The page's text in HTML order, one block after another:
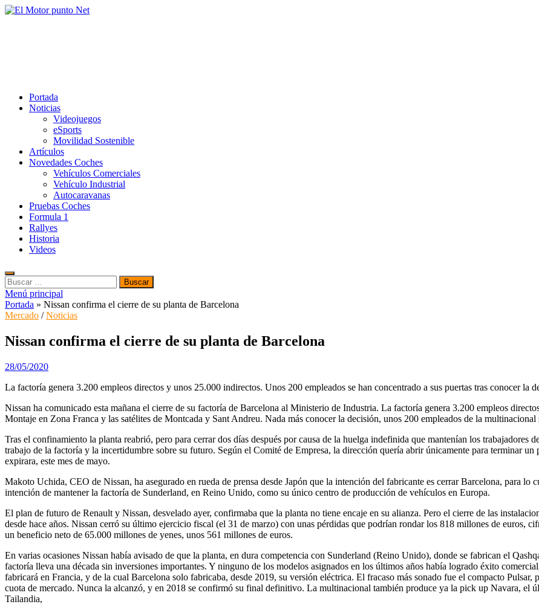
Saltar
Portada
Noticias
Videojuegos
eSports
Movilidad Sostenible
Artículos
Novedades Coches
Vehículos Comerciales
Vehículo Industrial
Autocaravanas
Pruebas Coches
Formula 1
Rallyes
Historia
Videos
Buscar:
Menú principal
Portada » Nissan confirma el cierre de su planta de Barcelona
Mercado /Noticias
Nissan confirma el cierre de su planta de Barcelona
28/05/2020
La factoría genera 3.200 empleos directos y unos 25.000 indirectos. Unos 200 empleados se han concentrado a sus puertas tras conocer la
Nissan ha comunicado esta mañana el cierre de su factoría de Barcelona al Ministerio de Industria. La factoría genera 3.200 empleos
Montaje en Zona Franca y las satélites de Montcada y Sant Andreu. Nada más conocer la decisión, unos 200 empleados de la multinacional
Tras el confinamiento la planta reabrió, pero para cerrar dos días después por causa de la huelga indefinida que mantenían los trabajadores
trabajo de la factoría y la incertidumbre sobre su futuro. Según el Comité de Empresa, la dirección quería abrir únicamente para terminar
expirara, este mes de mayo.
Makoto Uchida, CEO de Nissan, ha asegurado en rueda de prensa desde Japón que la intención del fabricante es cerrar Barcelona, para lo
intención de mantener la factoría de Sunderland, en Reino Unido, como su único centro de producción de vehículos en Europa.
El plan de futuro de Renault y Nissan, desvelado ayer, confirmaba que la planta no tiene encaje en su alianza. Pero el cierre de las
desde hace años. Nissan cerró su último ejercicio fiscal (el 31 de marzo) con unas pérdidas que podrían rondar los 818 millones de euros,
un beneficio neto de 65.000 millones de yenes, unos 561 millones de euros.
En varias ocasiones Nissan había avisado de que la planta, en dura competencia con Sunderland (Reino Unido), donde se fabrican el
factoría lleva una década sin inversiones importantes. Y ninguno de los modelos asignados en los últimos años había logrado éxito
fabricará en Francia, y de la cual Barcelona solo fabricaba, desde 2019, su versión eléctrica. El fracaso más sonado fue el compacto
cuota de mercado. Nunca la alcanzó, y en 2018 se confirmó su final definitivo. La multinacional también produce ya la pick up Navara, el
Tailandia,